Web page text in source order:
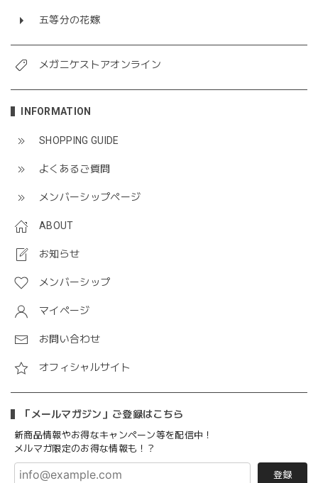
五等分の花嫁
メガニケストアオンライン
INFORMATION
SHOPPING GUIDE
よくあるご質問
メンバーシップページ
ABOUT
お知らせ
メンバーシップ
マイページ
お問い合わせ
オフィシャルサイト
「メールマガジン」ご登録はこちら
新商品情報やお得なキャンペーン等を配信中！
メルマガ限定のお得な情報も！？
登録